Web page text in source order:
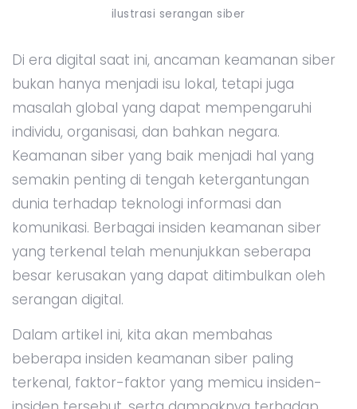
ilustrasi serangan siber
Di era digital saat ini, ancaman keamanan siber
bukan hanya menjadi isu lokal, tetapi juga
masalah global yang dapat mempengaruhi
individu, organisasi, dan bahkan negara.
Keamanan siber yang baik menjadi hal yang
semakin penting di tengah ketergantungan
dunia terhadap teknologi informasi dan
komunikasi. Berbagai insiden keamanan siber
yang terkenal telah menunjukkan seberapa
besar kerusakan yang dapat ditimbulkan oleh
serangan digital.
Dalam artikel ini, kita akan membahas
beberapa insiden keamanan siber paling
terkenal, faktor-faktor yang memicu insiden-